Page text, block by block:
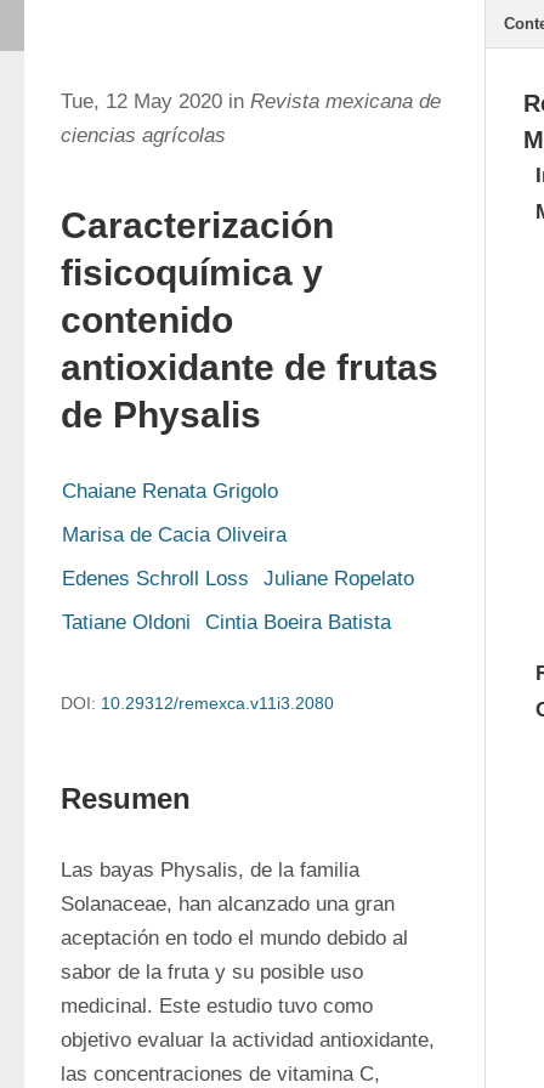
Tue, 12 May 2020 in Revista mexicana de
ciencias agrícolas
Caracterización
fisicoquímica y
contenido
antioxidante de frutas
de Physalis
Chaiane Renata Grigolo
Marisa de Cacia Oliveira
Edenes Schroll Loss
Juliane Ropelato
Tatiane Oldoni
Cintia Boeira Batista
DOI: 10.29312/remexca.v11i3.2080
Resumen
Las bayas Physalis, de la familia
Solanaceae, han alcanzado una gran
aceptación en todo el mundo debido al
sabor de la fruta y su posible uso
medicinal. Este estudio tuvo como
objetivo evaluar la actividad antioxidante,
las concentraciones de vitamina C,